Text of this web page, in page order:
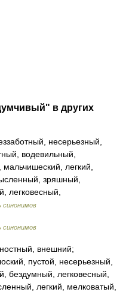
в других
несерьезный,
водевильный,
легкий,
зряшный,
синонимов
синонимов
внешний;
пустой, несерьезный,
бездумный, легковесный,
легкий, мелковатый,